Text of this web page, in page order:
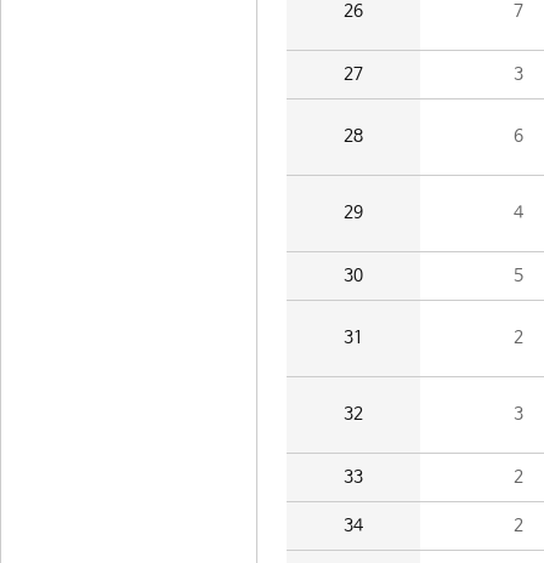
26 7
27 3
28 6
29 4
30 5
31 2
32 3
33 2
34 2